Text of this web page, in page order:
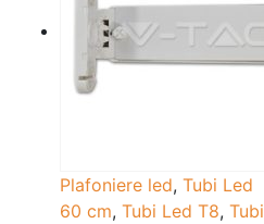
Plafoniere led, Tubi Led
60 cm, Tubi Led T8, Tubi